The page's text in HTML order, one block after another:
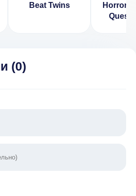
Beat Twins
Quest
(0)